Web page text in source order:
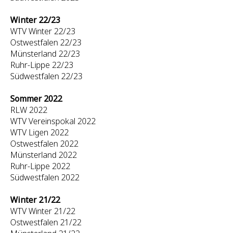
Winter 22/23
WTV Winter 22/23
Ostwestfalen 22/23
Münsterland 22/23
Ruhr-Lippe 22/23
Südwestfalen 22/23
Sommer 2022
RLW 2022
WTV Vereinspokal 2022
WTV Ligen 2022
Ostwestfalen 2022
Münsterland 2022
Ruhr-Lippe 2022
Südwestfalen 2022
Winter 21/22
WTV Winter 21/22
Ostwestfalen 21/22